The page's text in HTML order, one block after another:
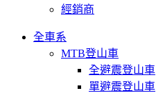
經銷商
全車系
MTB登山車
全避震登山車
單避震登山車